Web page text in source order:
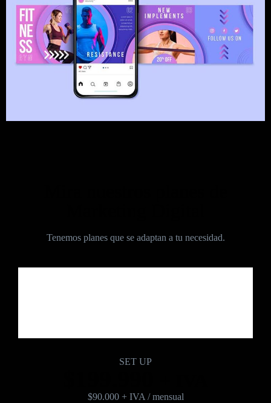
Tenemos planes que se adaptan a tu necesidad.
SET UP
$90.000 + IVA / mensual